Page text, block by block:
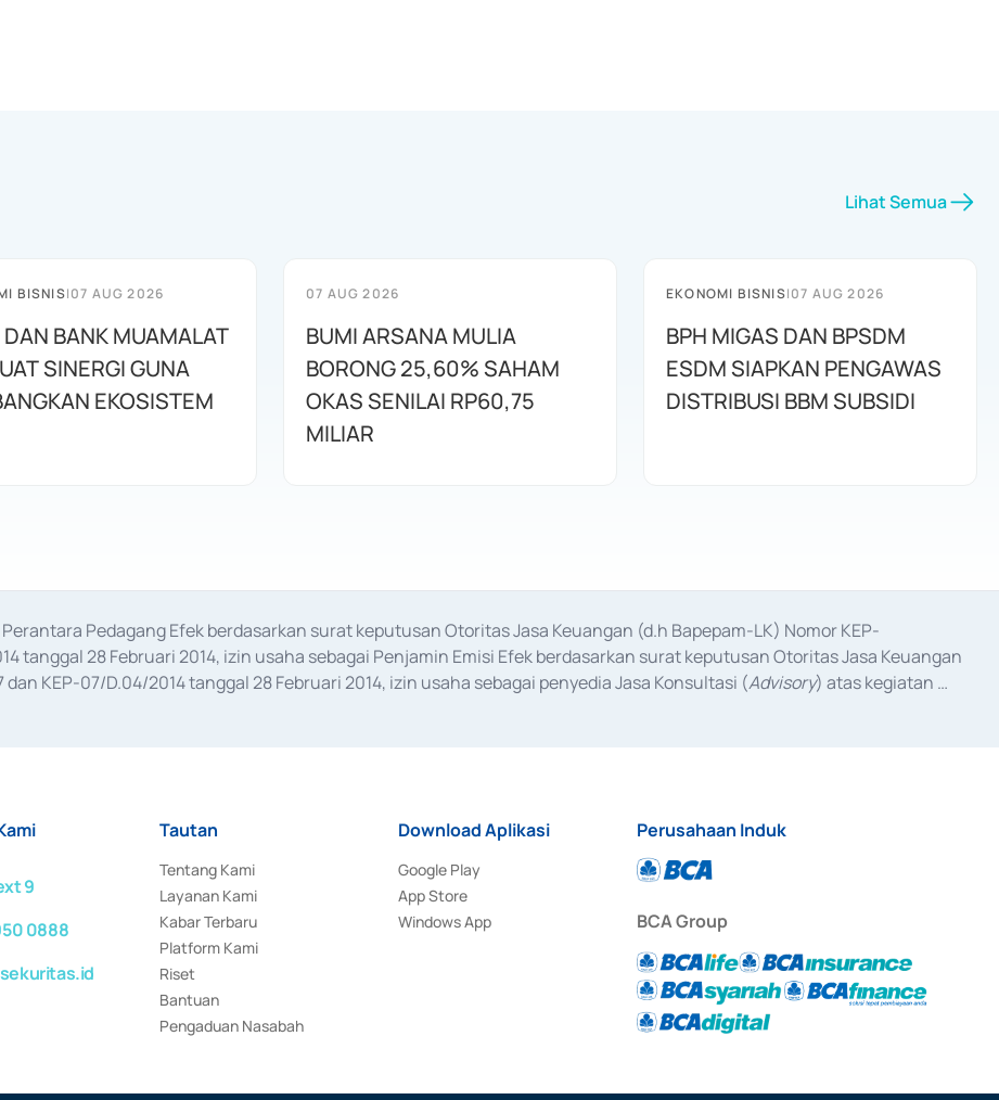
Lihat Semua
BISNIS|07 AUG 2026
DAN BANK MUAMALAT
SINERGI GUNA
EKOSISTEM
07 AUG 2026
BUMI ARSANA MULIA
BORONG 25,60% SAHAM
OKAS SENILAI RP60,75
MILIAR
EKONOMI BISNIS|07 AUG 2026
BPH MIGAS DAN BPSDM
ESDM SIAPKAN PENGAWAS
DISTRIBUSI BBM SUBSIDI
Pedagang Efek berdasarkan surat keputusan Otoritas Jasa Keuangan (d.h Bapepam-LK) Nomor KEP-
tanggal 28 Februari 2014, izin usaha sebagai Penjamin Emisi Efek berdasarkan surat keputusan Otoritas Jasa Keuangan
KEP-07/D.04/2014 tanggal 28 Februari 2014, izin usaha sebagai penyedia Jasa Konsultasi (Advisory) atas kegiatan
9
0888
Tautan
Tentang Kami
Layanan Kami
Kabar Terbaru
Platform Kami
Riset
Bantuan
Pengaduan Nasabah
Download Aplikasi
Google Play
App Store
Windows App
Perusahaan Induk
BCA Group